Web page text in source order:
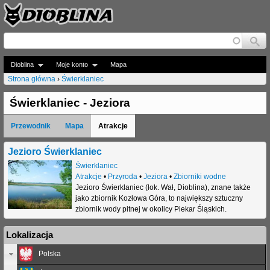
Jump to navigation
Dioblina Moje konto Mapa
J
e
s
t
e
ś
t
u
t
Strona główna › Świerklaniec
Świerklaniec - Jeziora
Przewodnik Mapa Atrakcje
Jezioro Świerklaniec
Świerklaniec
Atrakcje • Przyroda • Jeziora • Zbiorniki wodne
Jezioro Świerklaniec (lok. Wał, Dioblina), znane także
jako zbiornik Kozłowa Góra, to największy sztuczny
zbiornik wody pitnej w okolicy Piekar Śląskich.
Lokalizacja
Polska